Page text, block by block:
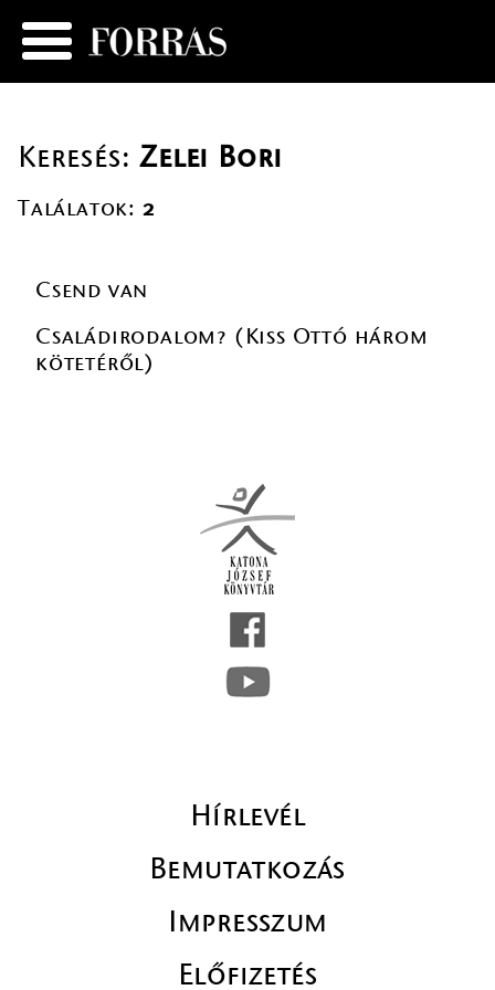
Keresés:Zelei Bori
Találatok: 2
Csend van
Családirodalom? (Kiss Ottó három
kötetéről)
Hírlevél
Bemutatkozás
Impresszum
Előfizetés